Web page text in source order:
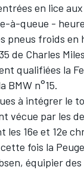
en lice
à-queue -
pneus froids en
de Charles
qualifiées la
BMW n°15.
à intégrer le
vécue par les
16e et 12e
fois la
, équipier